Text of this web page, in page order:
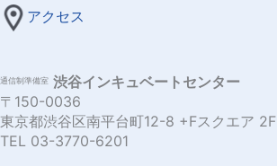
アクセス
通信制準備室 渋谷インキュベートセンター
〒150-0036
東京都渋谷区南平台町12-8 +Fスクエア 2F
TEL 03-3770-6201